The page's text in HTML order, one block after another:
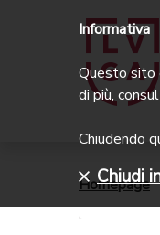
Homepage
Informativa
Questo sito
di più,
Chiudendo
Chiudi